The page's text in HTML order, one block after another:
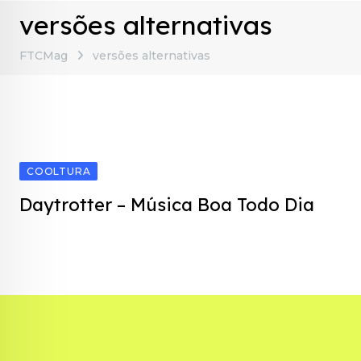
versões alternativas
FTCMag versões alternativas
COOLTURA
Daytrotter – Música Boa Todo Dia